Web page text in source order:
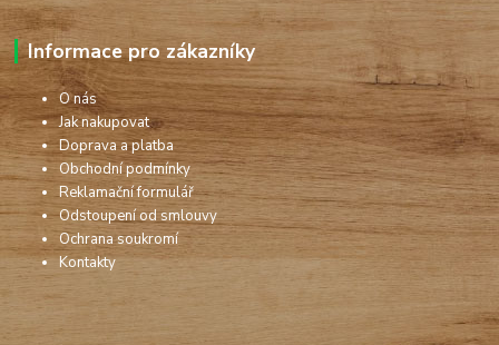
Informace pro zákazníky
O nás
Jak nakupovat
Doprava a platba
Obchodní podmínky
Reklamační formulář
Odstoupení od smlouvy
Ochrana soukromí
Kontakty